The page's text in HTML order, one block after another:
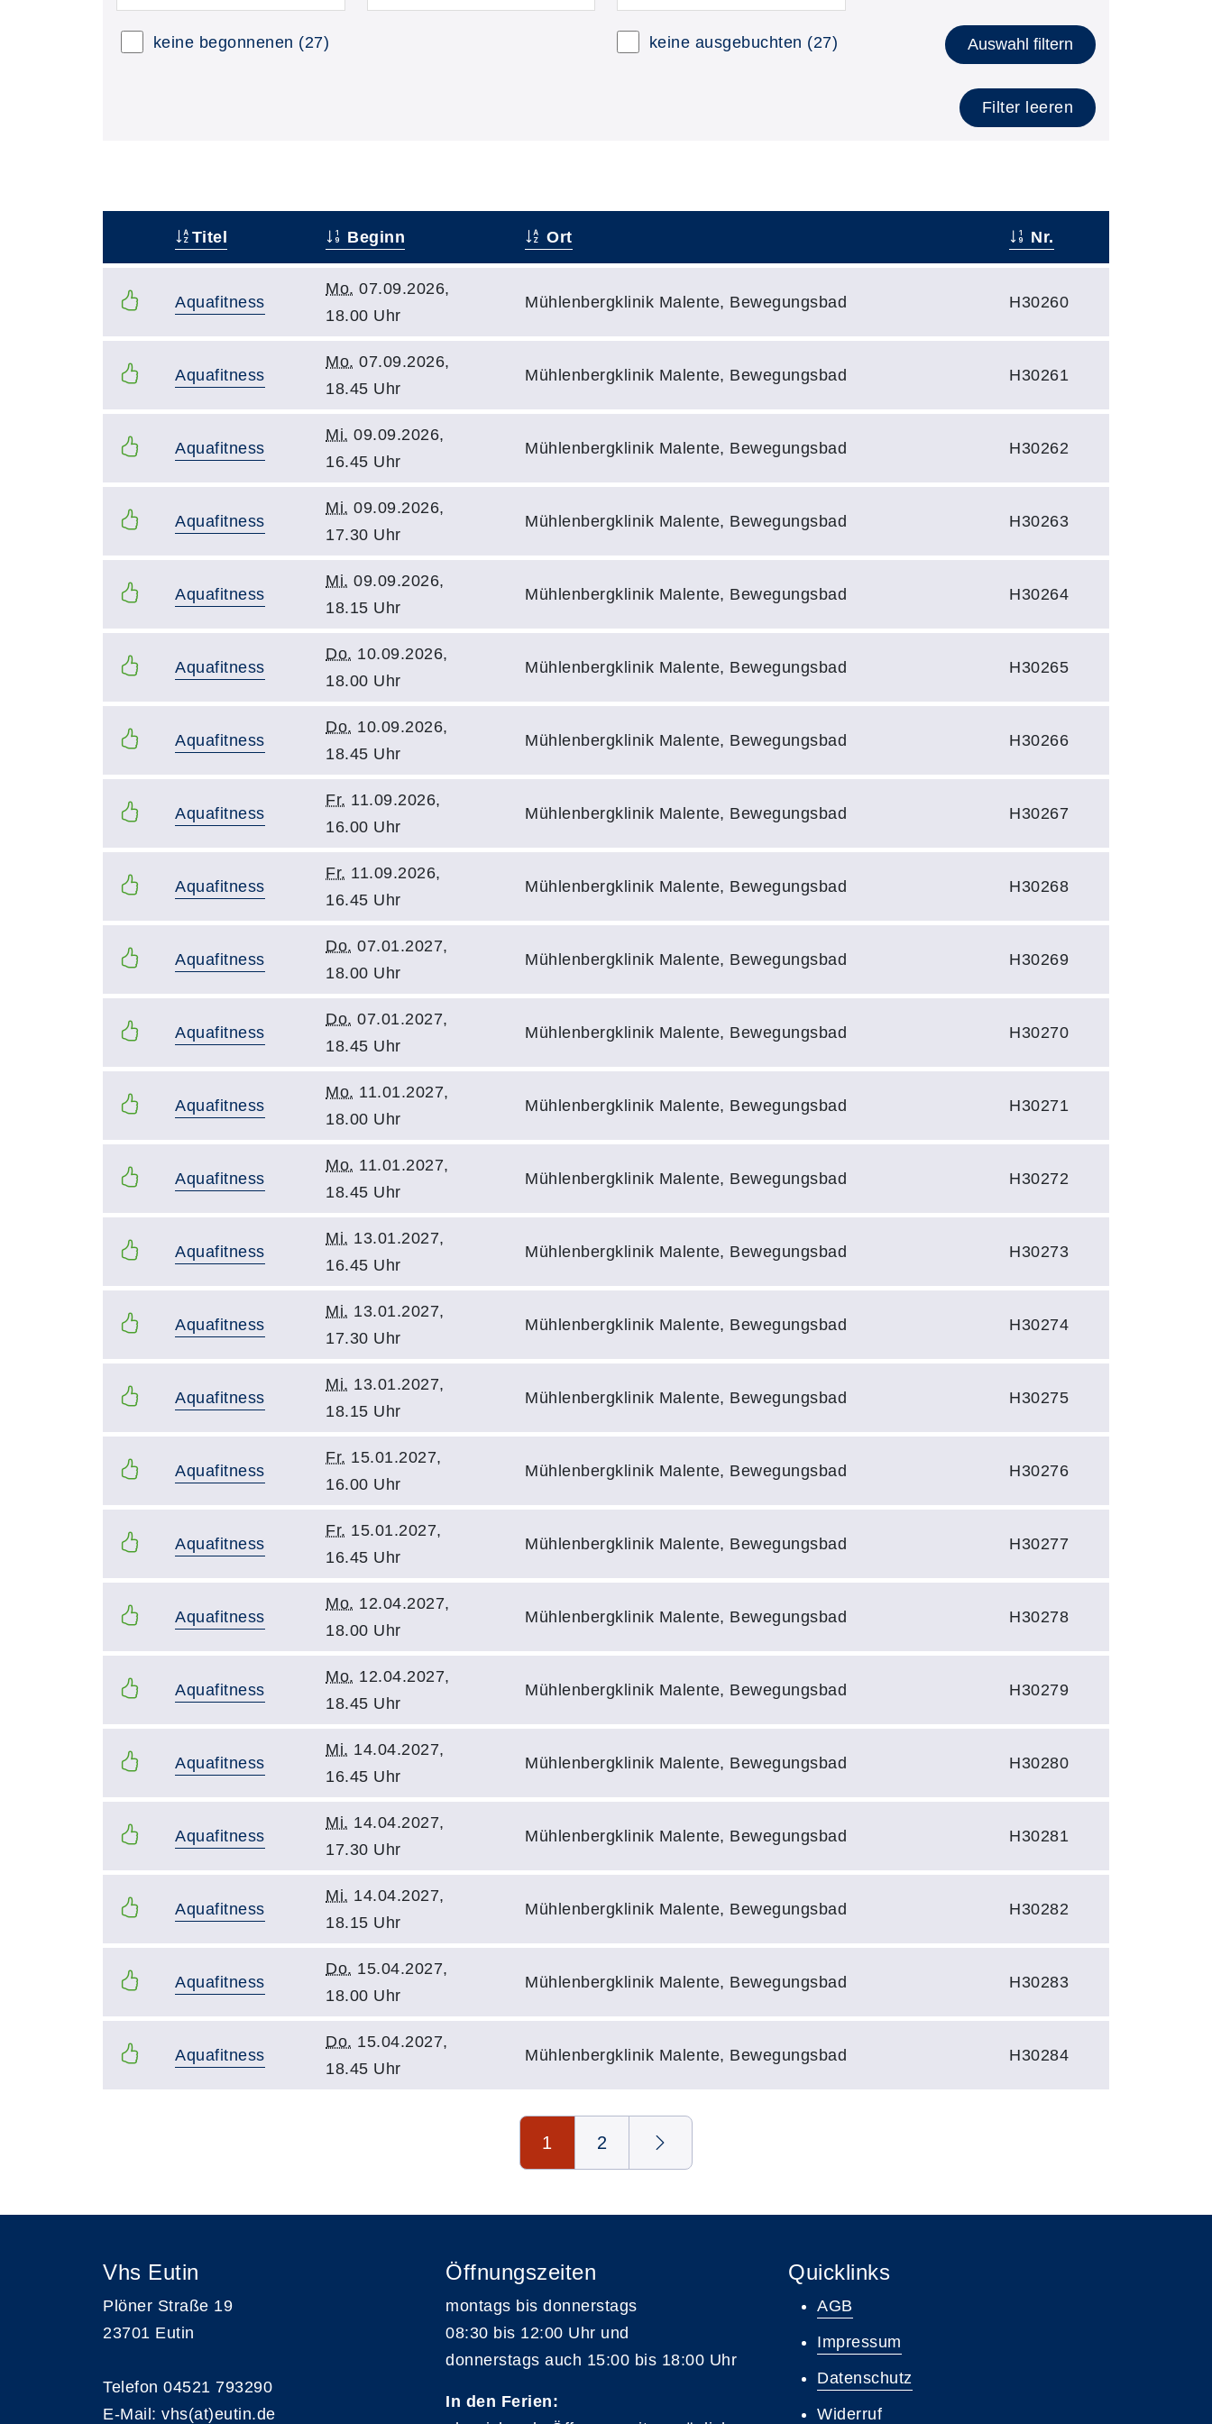
keine begonnenen (27) keine ausgebuchten (27) Auswahl filtern
Filter leeren
Titel Beginn Ort Nr.
Aquafitness
Mo. 07.09.2026,
18.00 Uhr
Mühlenbergklinik Malente, Bewegungsbad H30260
Aquafitness
Mo. 07.09.2026,
18.45 Uhr
Mühlenbergklinik Malente, Bewegungsbad H30261
Aquafitness
Mi. 09.09.2026,
16.45 Uhr
Mühlenbergklinik Malente, Bewegungsbad H30262
Aquafitness
Mi. 09.09.2026,
17.30 Uhr
Mühlenbergklinik Malente, Bewegungsbad H30263
Aquafitness
Mi. 09.09.2026,
18.15 Uhr
Mühlenbergklinik Malente, Bewegungsbad H30264
Aquafitness
Do. 10.09.2026,
18.00 Uhr
Mühlenbergklinik Malente, Bewegungsbad H30265
Aquafitness
Do. 10.09.2026,
18.45 Uhr
Mühlenbergklinik Malente, Bewegungsbad H30266
Aquafitness
Fr. 11.09.2026,
16.00 Uhr
Mühlenbergklinik Malente, Bewegungsbad H30267
Aquafitness
Fr. 11.09.2026,
16.45 Uhr
Mühlenbergklinik Malente, Bewegungsbad H30268
Aquafitness
Do. 07.01.2027,
18.00 Uhr
Mühlenbergklinik Malente, Bewegungsbad H30269
Aquafitness
Do. 07.01.2027,
18.45 Uhr
Mühlenbergklinik Malente, Bewegungsbad H30270
Aquafitness
Mo. 11.01.2027,
18.00 Uhr
Mühlenbergklinik Malente, Bewegungsbad H30271
Aquafitness
Mo. 11.01.2027,
18.45 Uhr
Mühlenbergklinik Malente, Bewegungsbad H30272
Aquafitness
Mi. 13.01.2027,
16.45 Uhr
Mühlenbergklinik Malente, Bewegungsbad H30273
Aquafitness
Mi. 13.01.2027,
17.30 Uhr
Mühlenbergklinik Malente, Bewegungsbad H30274
Aquafitness
Mi. 13.01.2027,
18.15 Uhr
Mühlenbergklinik Malente, Bewegungsbad H30275
Aquafitness
Fr. 15.01.2027,
16.00 Uhr
Mühlenbergklinik Malente, Bewegungsbad H30276
Aquafitness
Fr. 15.01.2027,
16.45 Uhr
Mühlenbergklinik Malente, Bewegungsbad H30277
Aquafitness
Mo. 12.04.2027,
18.00 Uhr
Mühlenbergklinik Malente, Bewegungsbad H30278
Aquafitness
Mo. 12.04.2027,
18.45 Uhr
Mühlenbergklinik Malente, Bewegungsbad H30279
Aquafitness
Mi. 14.04.2027,
16.45 Uhr
Mühlenbergklinik Malente, Bewegungsbad H30280
Aquafitness
Mi. 14.04.2027,
17.30 Uhr
Mühlenbergklinik Malente, Bewegungsbad H30281
Aquafitness
Mi. 14.04.2027,
18.15 Uhr
Mühlenbergklinik Malente, Bewegungsbad H30282
Aquafitness
Do. 15.04.2027,
18.00 Uhr
Mühlenbergklinik Malente, Bewegungsbad H30283
Aquafitness
Do. 15.04.2027,
18.45 Uhr
Mühlenbergklinik Malente, Bewegungsbad H30284
1 2
Vhs Eutin
Plöner Straße 19
23701 Eutin
Telefon 04521 793290
E-Mail: vhs(at)eutin.de
Öffnungszeiten
montags bis donnerstags
08:30 bis 12:00 Uhr und
donnerstags auch 15:00 bis 18:00 Uhr
In den Ferien:
Quicklinks
AGB
Impressum
Datenschutz
Widerruf